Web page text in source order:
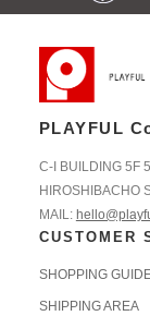
PLAYFUL
C-I BUILDING 5F
HIROSHIBACHO
MAIL:
CUSTOMER
SHOPPING
SHIPPING AREA